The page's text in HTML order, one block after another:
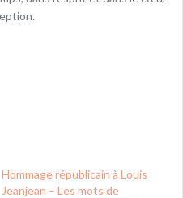
Hommage républicain à Louis
Jeanjean – Les mots de